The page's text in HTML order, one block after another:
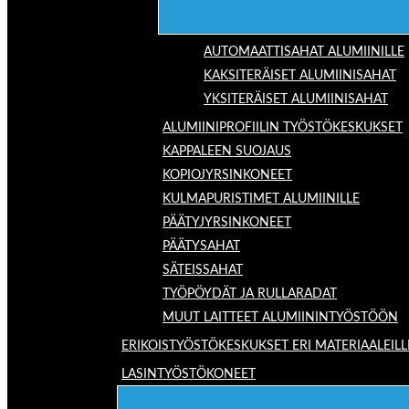
AUTOMAATTISAHAT ALUMIINILLE
KAKSITERÄISET ALUMIINISAHAT
YKSITERÄISET ALUMIINISAHAT
ALUMIINIPROFIILIN TYÖSTÖKESKUKSET
KAPPALEEN SUOJAUS
KOPIOJYRSINKONEET
KULMAPURISTIMET ALUMIINILLE
PÄÄTYJYRSINKONEET
PÄÄTYSAHAT
SÄTEISSAHAT
TYÖPÖYDÄT JA RULLARADAT
MUUT LAITTEET ALUMIININTYÖSTÖÖN
ERIKOISTYÖSTÖKESKUKSET ERI
LASINTYÖSTÖKONEET